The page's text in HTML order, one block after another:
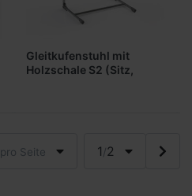
Gleitkufenstuhl mit
Holzschale S2 (Sitz,
pro Seite 1/2